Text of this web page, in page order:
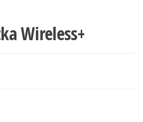
Wireless+